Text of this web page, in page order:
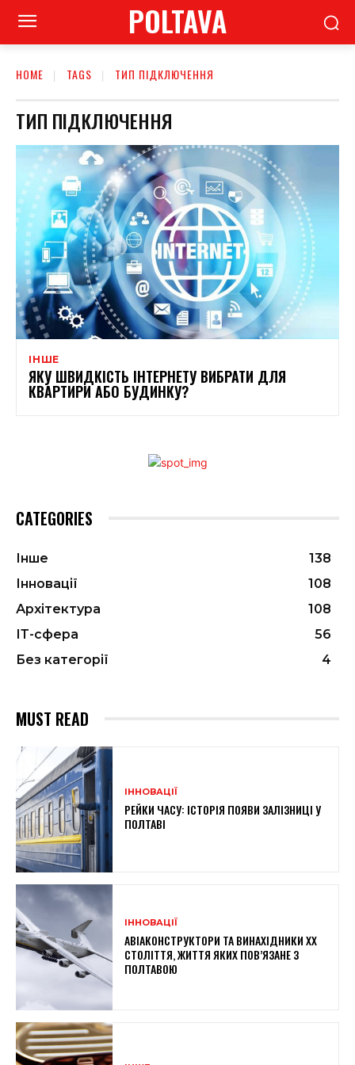
POLTAVA
HOME TAGS ТИП ПІДКЛЮЧЕННЯ
ТИП ПІДКЛЮЧЕННЯ
ІНШЕ
ЯКУ ШВИДКІСТЬ ІНТЕРНЕТУ ВИБРАТИ ДЛЯ
КВАРТИРИ АБО БУДИНКУ?
CATEGORIES
Інше
138
Інновації
108
Архітектура
108
ІТ-сфера
56
Без категорії
4
MUST READ
ІННОВАЦІЇ
РЕЙКИ ЧАСУ: ІСТОРІЯ ПОЯВИ ЗАЛІЗНИЦІ У
ПОЛТАВІ
ІННОВАЦІЇ
АВІАКОНСТРУКТОРИ ТА ВИНАХІДНИКИ XX
СТОЛІТТЯ, ЖИТТЯ ЯКИХ ПОВ’ЯЗАНЕ З
ПОЛТАВОЮ